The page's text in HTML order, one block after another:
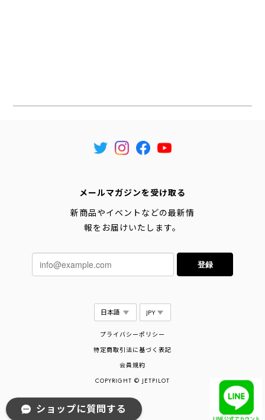
メールマガジンを受け取る
新商品やイベントなどの最新情
報をお届けいたします。
登録
プライバシーポリシー
特定商取引法に基づく表記
会員規約
COPYRIGHT © JETPILOT
ショップに質問する